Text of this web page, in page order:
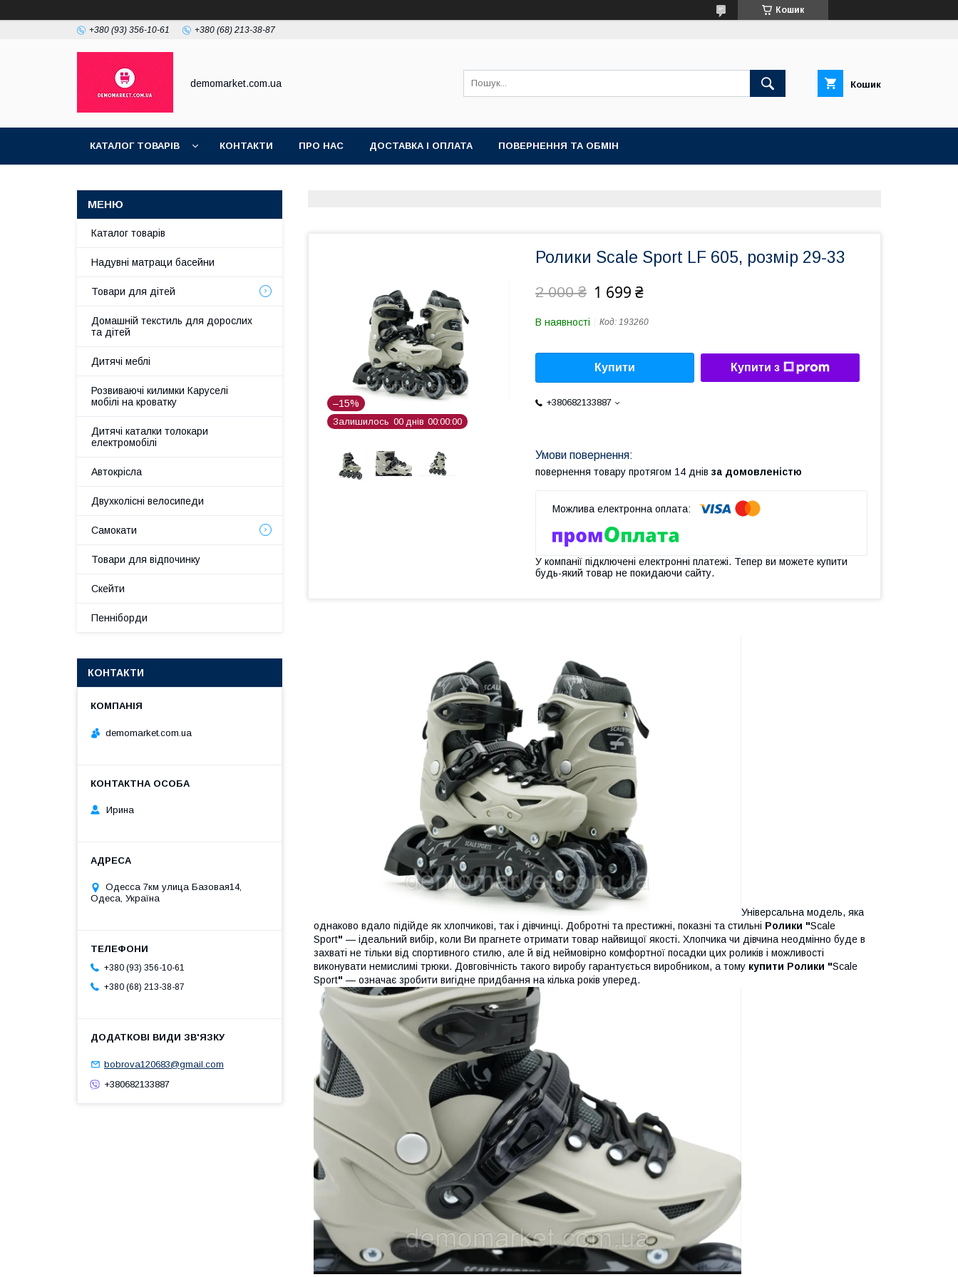
Кошик
+380 (93) 356-10-61 +380 (68) 213-38-87
demomarket.com.ua Кошик
КАТАЛОГ ТОВАРІВ КОНТАКТИ ПРО НАС ДОСТАВКА І ОПЛАТА ПОВЕРНЕННЯ ТА ОБМІН
–15%
Залишилось 00 днів 00 00 00
Ролики Scale Sport LF 605, розмір 29-33
2 000 ₴ 1 699 ₴
В наявності Код: 193260
Купити Купити з
+380682133887
повернення товару протягом 14 днів за домовленістю
У компанії підключені електронні платежі. Тепер ви можете купити
будь-який товар не покидаючи сайту.
Універсальна модель, яка
однаково вдало підійде як хлопчикові, так і дівчинці. Добротні та престижні, показні та стильні Ролики "Scale
Sport" — ідеальний вибір, коли Ви прагнете отримати товар найвищої якості. Хлопчика чи дівчина неодмінно буде в
захваті не тільки від спортивного стилю, але й від неймовірно комфортної посадки цих роликів і можливості
виконувати немислимі трюки. Довговічність такого виробу гарантується виробником, а тому купити Ролики "Scale
Sport" — означає зробити вигідне придбання на кілька років уперед.
Каталог товарів
Надувні матраци басейни
Товари для дітей
Домашній текстиль для дорослих
та дітей
Дитячі меблі
Розвиваючі килимки Каруселі
мобілі на кроватку
Дитячі каталки толокари
електромобілі
Автокрісла
Двухколісні велосипеди
Самокати
Товари для відпочинку
Скейти
Пенніборди
КОНТАКТИ
demomarket.com.ua
Ирина
Одесса 7км улица Базовая14,
Одеса, Україна
+380 (93) 356-10-61
+380 (68) 213-38-87
bobrova120683@gmail.com
+380682133887